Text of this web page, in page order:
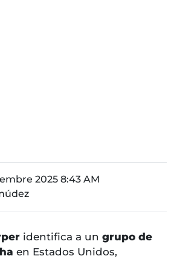
2025 8:43 AM
identifica a un grupo de
en Estados Unidos,